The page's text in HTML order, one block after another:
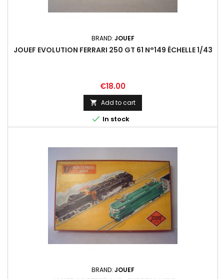
BRAND: JOUEF
JOUEF EVOLUTION FERRARI 250 GT 61 N°149 ÉCHELLE 1/43
Price
€18.00
 Add to cart
 In stock
BRAND: JOUEF